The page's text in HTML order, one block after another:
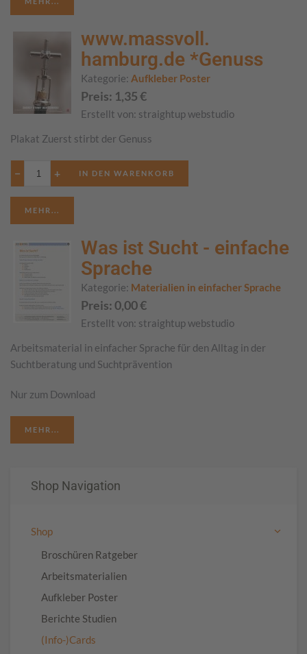
www.massvoll.
hamburg.de *Genuss
Kategorie: Aufkleber Poster
Preis: 1,35€
Erstellt von: straightup webstudio
Plakat Zuerst stirbt der Genuss
− +
MEHR...
Was ist Sucht - einfache
Sprache
Kategorie: Materialien in einfacher Sprache
Preis: 0,00€
Erstellt von: straightup webstudio
Arbeitsmaterial in einfacher Sprache für den Alltag in der
Suchtberatung und Suchtprävention
Nur zum Download
MEHR...
Shop Navigation
Shop
Broschüren Ratgeber
Arbeitsmaterialien
Aufkleber Poster
Berichte Studien
(Info-)Cards